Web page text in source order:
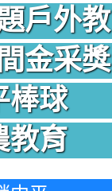
戶外教
金采獎
棒球
教育